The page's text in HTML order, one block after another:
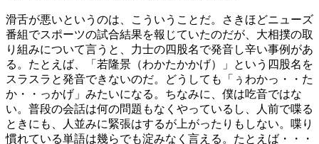
滑舌が悪いというのは、こういうことだ。さきほどニューズ
番組でスポーツの試合結果を報じていたのだが、大相撲の取
り組みについて言うと、力士の四股名で発音し辛い事例があ
る。たとえば、「若隆景（わかたかかげ）」という四股名を
スラスラと発音できないのだ。どうしても「ぅわかっ・・た
か・・っかげ」みたいになる。ちなみに、僕は吃音ではな
い。普段の会話は何の問題もなくやっているし、人前で喋る
ときにも、人並みに緊張はするが上がったりもしない。喋り
慣れている単語は幾らでも淀みなく言える。たとえば・・・